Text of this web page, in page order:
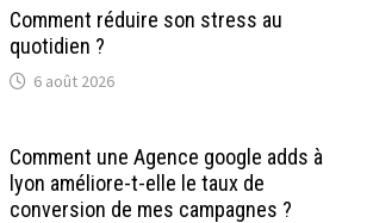
Comment réduire son stress au
quotidien ?
6 août 2026
Comment une Agence google adds à
lyon améliore-t-elle le taux de
conversion de mes campagnes ?